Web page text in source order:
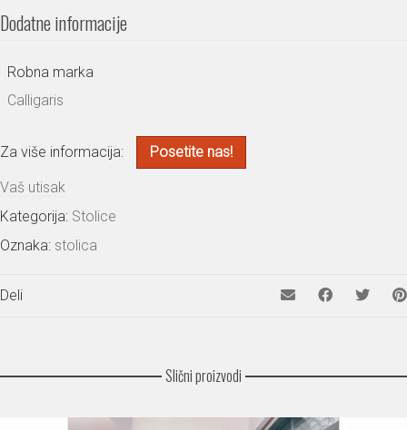
Dodatne informacije
Robna marka
Calligaris
Za više informacija: Posetite nas!
Vaš utisak
Kategorija: Stolice
Oznaka: stolica
Deli
Slični proizvodi